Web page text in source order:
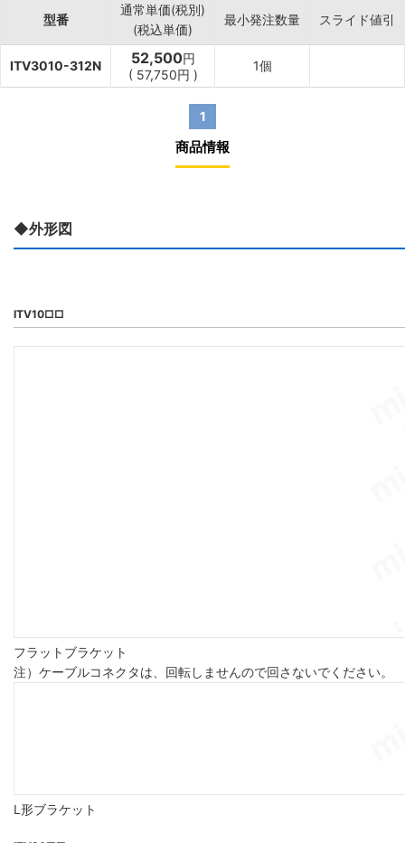
型番
通常単価(税別)
(税込単価)
最小発注数量 スライド値引
ITV3010-312N 52,500円
( 57,750円 )
1個
1
商品情報
◆外形図
ITV10□□
フラットブラケット
注）ケーブルコネクタは、回転しませんので回さないでください。
L形ブラケット